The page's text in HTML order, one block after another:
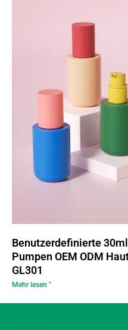
Benutzerdefinierte
Pumpen OEM ODM
GL301
Mehr lesen "